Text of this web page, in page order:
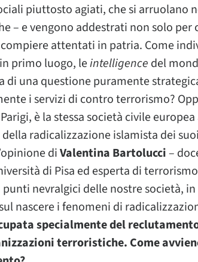
piuttosto agiati, che si arruolano
– e vengono addestrati non solo
attentati in patria. Come
primo luogo, leintelligence del
di una questione puramente
i servizi di contro terrorismo?
è la stessa società civile
radicalizzazione islamista dei
diValentina Bartolucci –
di Pisa ed esperta di
nevralgici delle nostre società,
nascere i fenomeni di
specialmente del
terroristiche. Come